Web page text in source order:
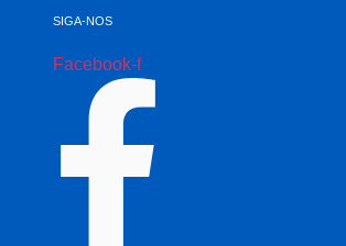
SIGA-NOS
Facebook-f